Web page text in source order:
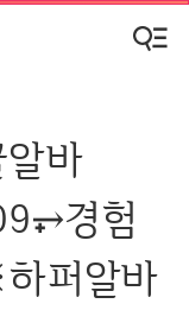
바
경험
퍼알바